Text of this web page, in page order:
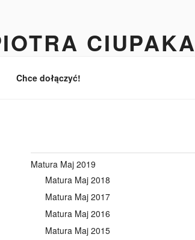
CIUPAKA
Chce dołączyć!
Matura Maj 2019
Matura Maj 2018
Matura Maj 2017
Matura Maj 2016
Matura Maj 2015